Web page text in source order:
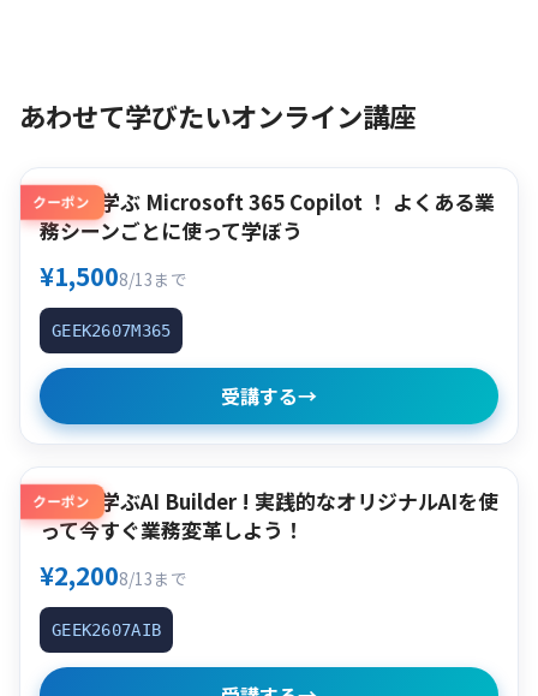
あわせて学びたいオンライン講座
クーポン
使って学ぶ Microsoft 365 Copilot ！ よくある業
務シーンごとに使って学ぼう
¥1,5008/13まで
GEEK2607M365
受講する→
クーポン
作って学ぶAI Builder ! 実践的なオリジナルAIを使
って今すぐ業務変革しよう！
¥2,2008/13まで
GEEK2607AIB